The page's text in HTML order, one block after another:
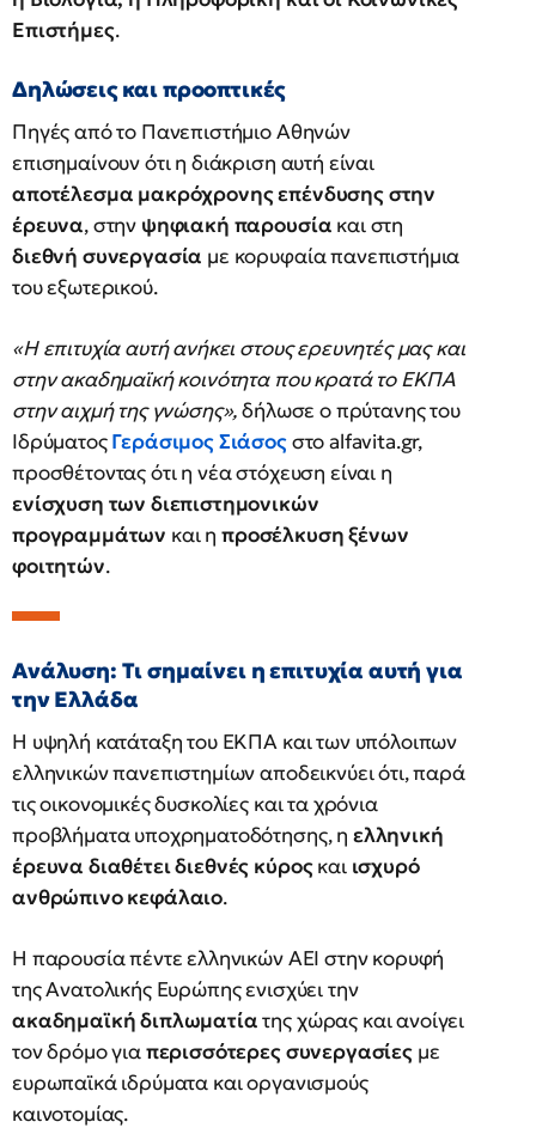
Επιστήμες.
Δηλώσεις και προοπτικές
Πηγές από το Πανεπιστήμιο Αθηνών
επισημαίνουν ότι η διάκριση αυτή είναι
αποτέλεσμα μακρόχρονης επένδυσης στην
έρευνα, στην ψηφιακή παρουσία και στη
διεθνή συνεργασία με κορυφαία πανεπιστήμια
του εξωτερικού.
«Η επιτυχία αυτή ανήκει στους ερευνητές μας και
στην ακαδημαϊκή κοινότητα που κρατά το ΕΚΠΑ
στην αιχμή της γνώσης»,δήλωσε o πρύτανης του
ΙδρύματοςΓεράσιμος Σιάσοςστο alfavita.gr,
προσθέτοντας ότι η νέα στόχευση είναι η
ενίσχυση των διεπιστημονικών
προγραμμάτων και η προσέλκυση ξένων
φοιτητών.
Ανάλυση: Τι σημαίνει η επιτυχία αυτή για
την Ελλάδα
Η υψηλή κατάταξη του ΕΚΠΑ και των υπόλοιπων
ελληνικών πανεπιστημίων αποδεικνύει ότι, παρά
τις οικονομικές δυσκολίες και τα χρόνια
προβλήματα υποχρηματοδότησης, η ελληνική
έρευνα διαθέτει διεθνές κύροςκαι ισχυρό
ανθρώπινο κεφάλαιο.
Η παρουσία πέντε ελληνικών ΑΕΙ στην κορυφή
της Ανατολικής Ευρώπης ενισχύει την
ακαδημαϊκή διπλωματίατης χώρας και ανοίγει
τον δρόμο γιαπερισσότερες συνεργασίεςμε
ευρωπαϊκά ιδρύματα και οργανισμούς
καινοτομίας.